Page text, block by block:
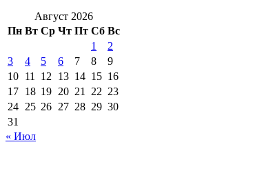
Август 2026
Пн Вт Ср Чт Пт Сб Вс
1
2
3
4 5 6 7 8
9
10 11 12 13 14 15 16
17 18 19 20 21 22 23
24 25 26 27 28 29 30
31
« Июл